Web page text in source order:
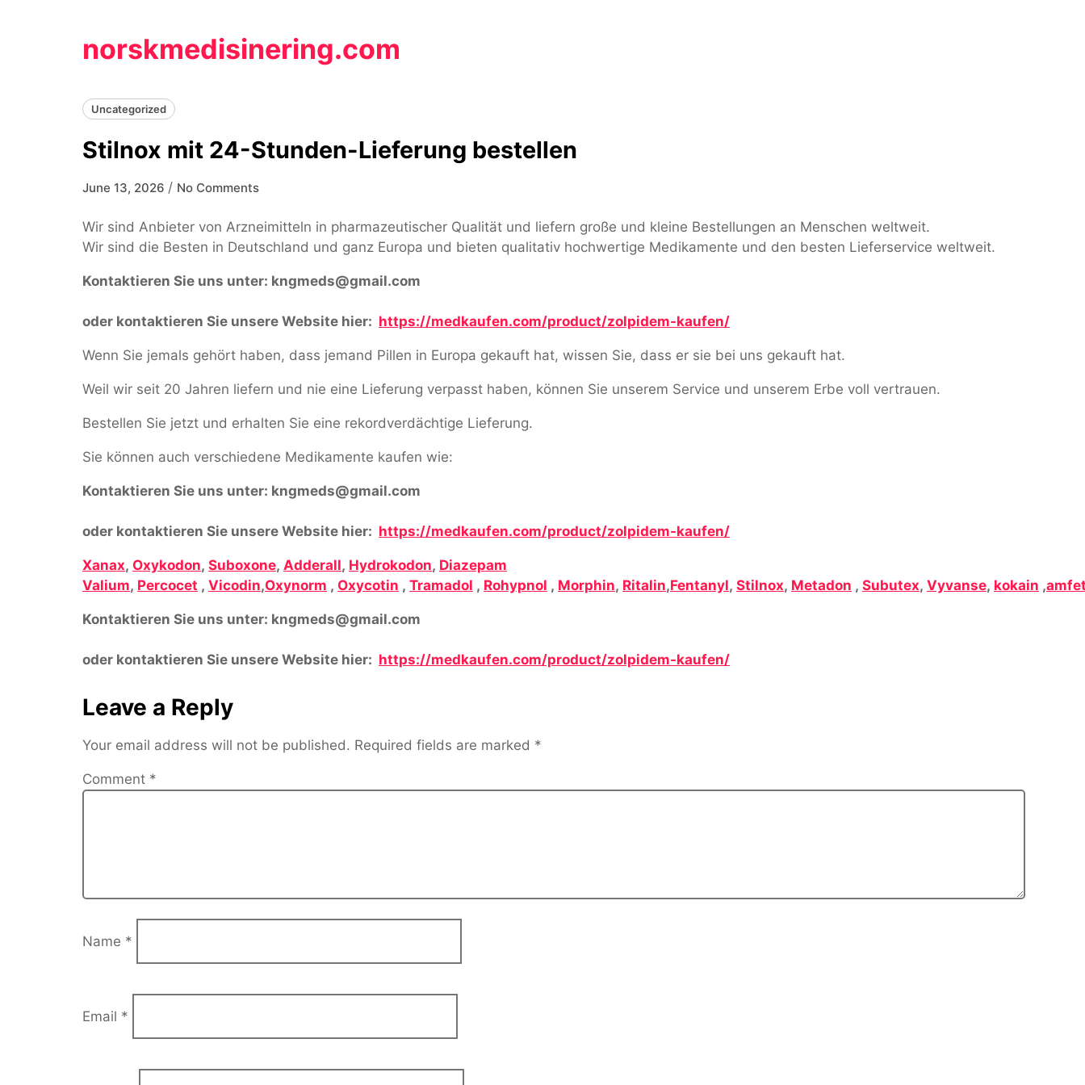
norskmedisinering.com
Uncategorized
Stilnox mit 24-Stunden-Lieferung bestellen
June 13, 2026 / No Comments
Wir sind Anbieter von Arzneimitteln in pharmazeutischer Qualität und liefern große und kleine Bestellungen an Menschen weltweit.
Wir sind die Besten in Deutschland und ganz Europa und bieten qualitativ hochwertige Medikamente und den besten Lieferservice weltweit.
Kontaktieren Sie uns unter: kngmeds@gmail.com
oder kontaktieren Sie unsere Website hier: https://medkaufen.com/product/zolpidem-kaufen/
Wenn Sie jemals gehört haben, dass jemand Pillen in Europa gekauft hat, wissen Sie, dass er sie bei uns gekauft hat.
Weil wir seit 20 Jahren liefern und nie eine Lieferung verpasst haben, können Sie unserem Service und unserem Erbe voll vertrauen.
Bestellen Sie jetzt und erhalten Sie eine rekordverdächtige Lieferung.
Sie können auch verschiedene Medikamente kaufen wie:
Kontaktieren Sie uns unter: kngmeds@gmail.com
oder kontaktieren Sie unsere Website hier: https://medkaufen.com/product/zolpidem-kaufen/
Xanax, Oxykodon, Suboxone, Adderall, Hydrokodon, Diazepam
Valium, Percocet , Vicodin,Oxynorm , Oxycotin , Tramadol , Rohypnol , Morphin, Ritalin,Fentanyl, Stilnox, Metadon , Subutex, Vyvanse, kokain ,
Kontaktieren Sie uns unter: kngmeds@gmail.com
oder kontaktieren Sie unsere Website hier: https://medkaufen.com/product/zolpidem-kaufen/
Leave a Reply
Your email address will not be published. Required fields are marked *
Comment *
Name *
Email *